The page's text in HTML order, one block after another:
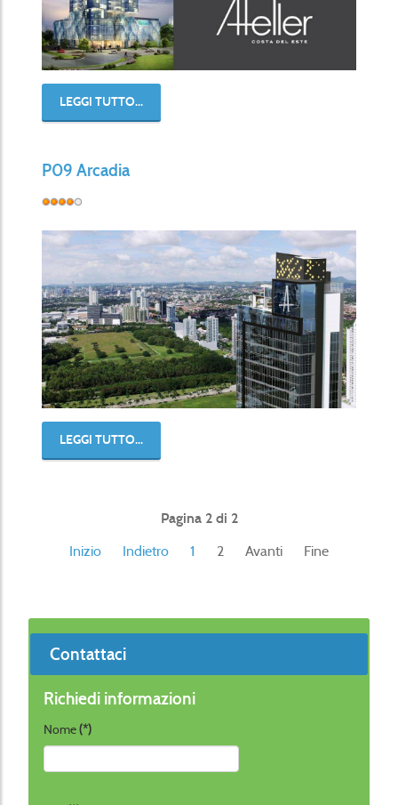
LEGGI TUTTO...
P09 Arcadia
LEGGI TUTTO...
Pagina 2 di 2
Inizio
Indietro 1 2 Avanti Fine
Contattaci
Richiedi informazioni
Nome(*)